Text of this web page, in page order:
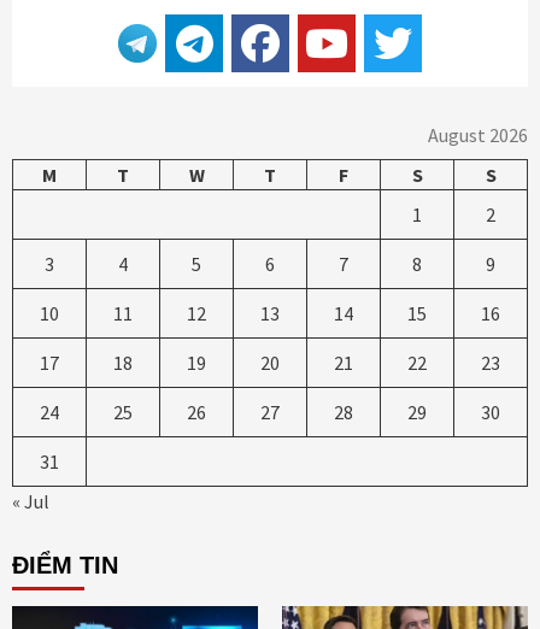
August 2026
M
T W T F S
S
1
2
3 4 5 6 7 8 9
10 11 12 13 14 15 16
17 18 19 20 21 22 23
24 25 26 27 28 29 30
31
« Jul
ĐIỂM TIN